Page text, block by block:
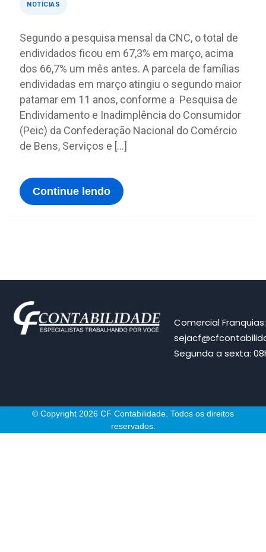
NOTÍCIAS
Segundo a pesquisa mensal da CNC, o total de
endividados ficou em 67,3% em março, acima
dos 66,7% um mês antes. A parcela de famílias
endividadas em março atingiu o segundo maior
patamar em 11 anos, conforme a Pesquisa de
Endividamento e Inadimplência do Consumidor
(Peic) da Confederação Nacional do Comércio
de Bens, Serviços e […]
Continue lendo
Comercial
Segunda a sexta:
© Copyright 2026 CF Contabilidade. Todos os direitos
reservados.